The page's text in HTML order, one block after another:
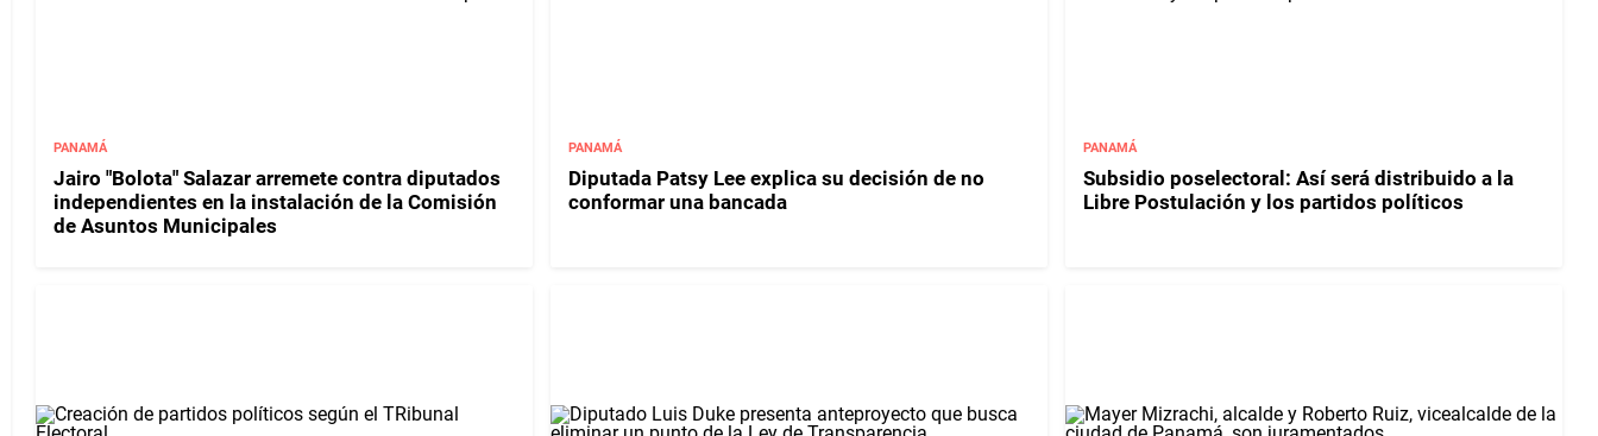
PANAMÁ
Jairo "Bolota" Salazar arremete contra diputados
independientes en la instalación de la Comisión
de Asuntos Municipales
PANAMÁ
Diputada Patsy Lee explica su decisión de no
conformar una bancada
PANAMÁ
Subsidio poselectoral: Así será distribuido a la
Libre Postulación y los partidos políticos